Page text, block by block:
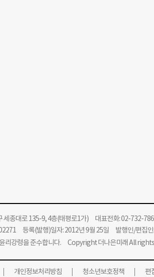
종대로 135-9, 4층(태평로1가) 대표전화: 02-732-
02271 등록(발행)일자: 2012년 9월 25일 발행인/편집
리강령을 준수합니다. Copyright 더나은미래 All
개인정보처리방침 청소년보호정책 편